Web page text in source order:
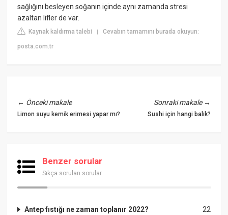
sağlığını besleyen soğanın içinde aynı zamanda stresi
azaltan lifler de var.
Kaynak kaldırma talebi |Cevabın tamamını burada okuyun:
posta.com.tr
← Önceki makale
Limon suyu kemik erimesi yapar mı?
Sonraki makale→
Sushi için hangi balık?
Benzer sorular
Sıkça sorulan sorular
22
Antep fıstığı ne zaman toplanır 2022?